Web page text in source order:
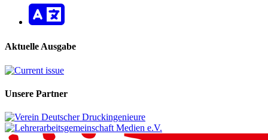
Aktuelle Ausgabe
Unsere Partner